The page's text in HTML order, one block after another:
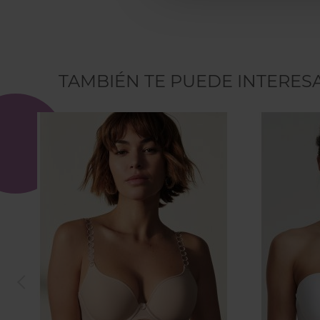
TAMBIÉN TE PUEDE